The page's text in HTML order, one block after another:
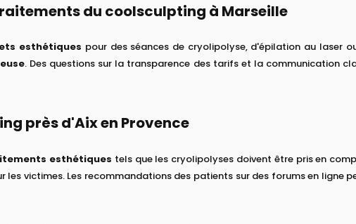
du coolsculpting à Marseille
esthétiques pour des séances de cryolipolyse, d'épilation au laser
. Des questions sur la transparence des tarifs et la communication
près d'Aix en Provence
esthétiques tels que les cryolipolyses doivent être pris en
les victimes. Les recommandations des patients sur des forums en ligne